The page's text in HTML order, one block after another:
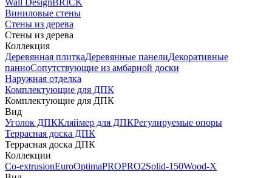
Wall DesignBRICK
Виниловые стены
Стены из дерева
Стены из дерева
Коллекция
Деревянная плиткаДеревянные панелиДекоративные
панноСопутствующие из амбарной доски
Наружная отделка
Комплектующие для ДПК
Комплектующие для ДПК
Вид
Уголок ДПККляймер для ДПКРегулируемые опоры
Террасная доска ДПК
Террасная доска ДПК
Коллекции
Co-extrusionEuroOptimaPROPRO2Solid-150Wood-X